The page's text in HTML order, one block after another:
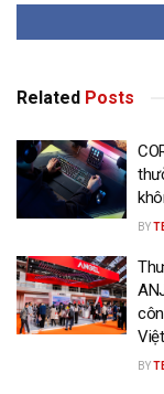
Related Posts
BY
Việt
BY